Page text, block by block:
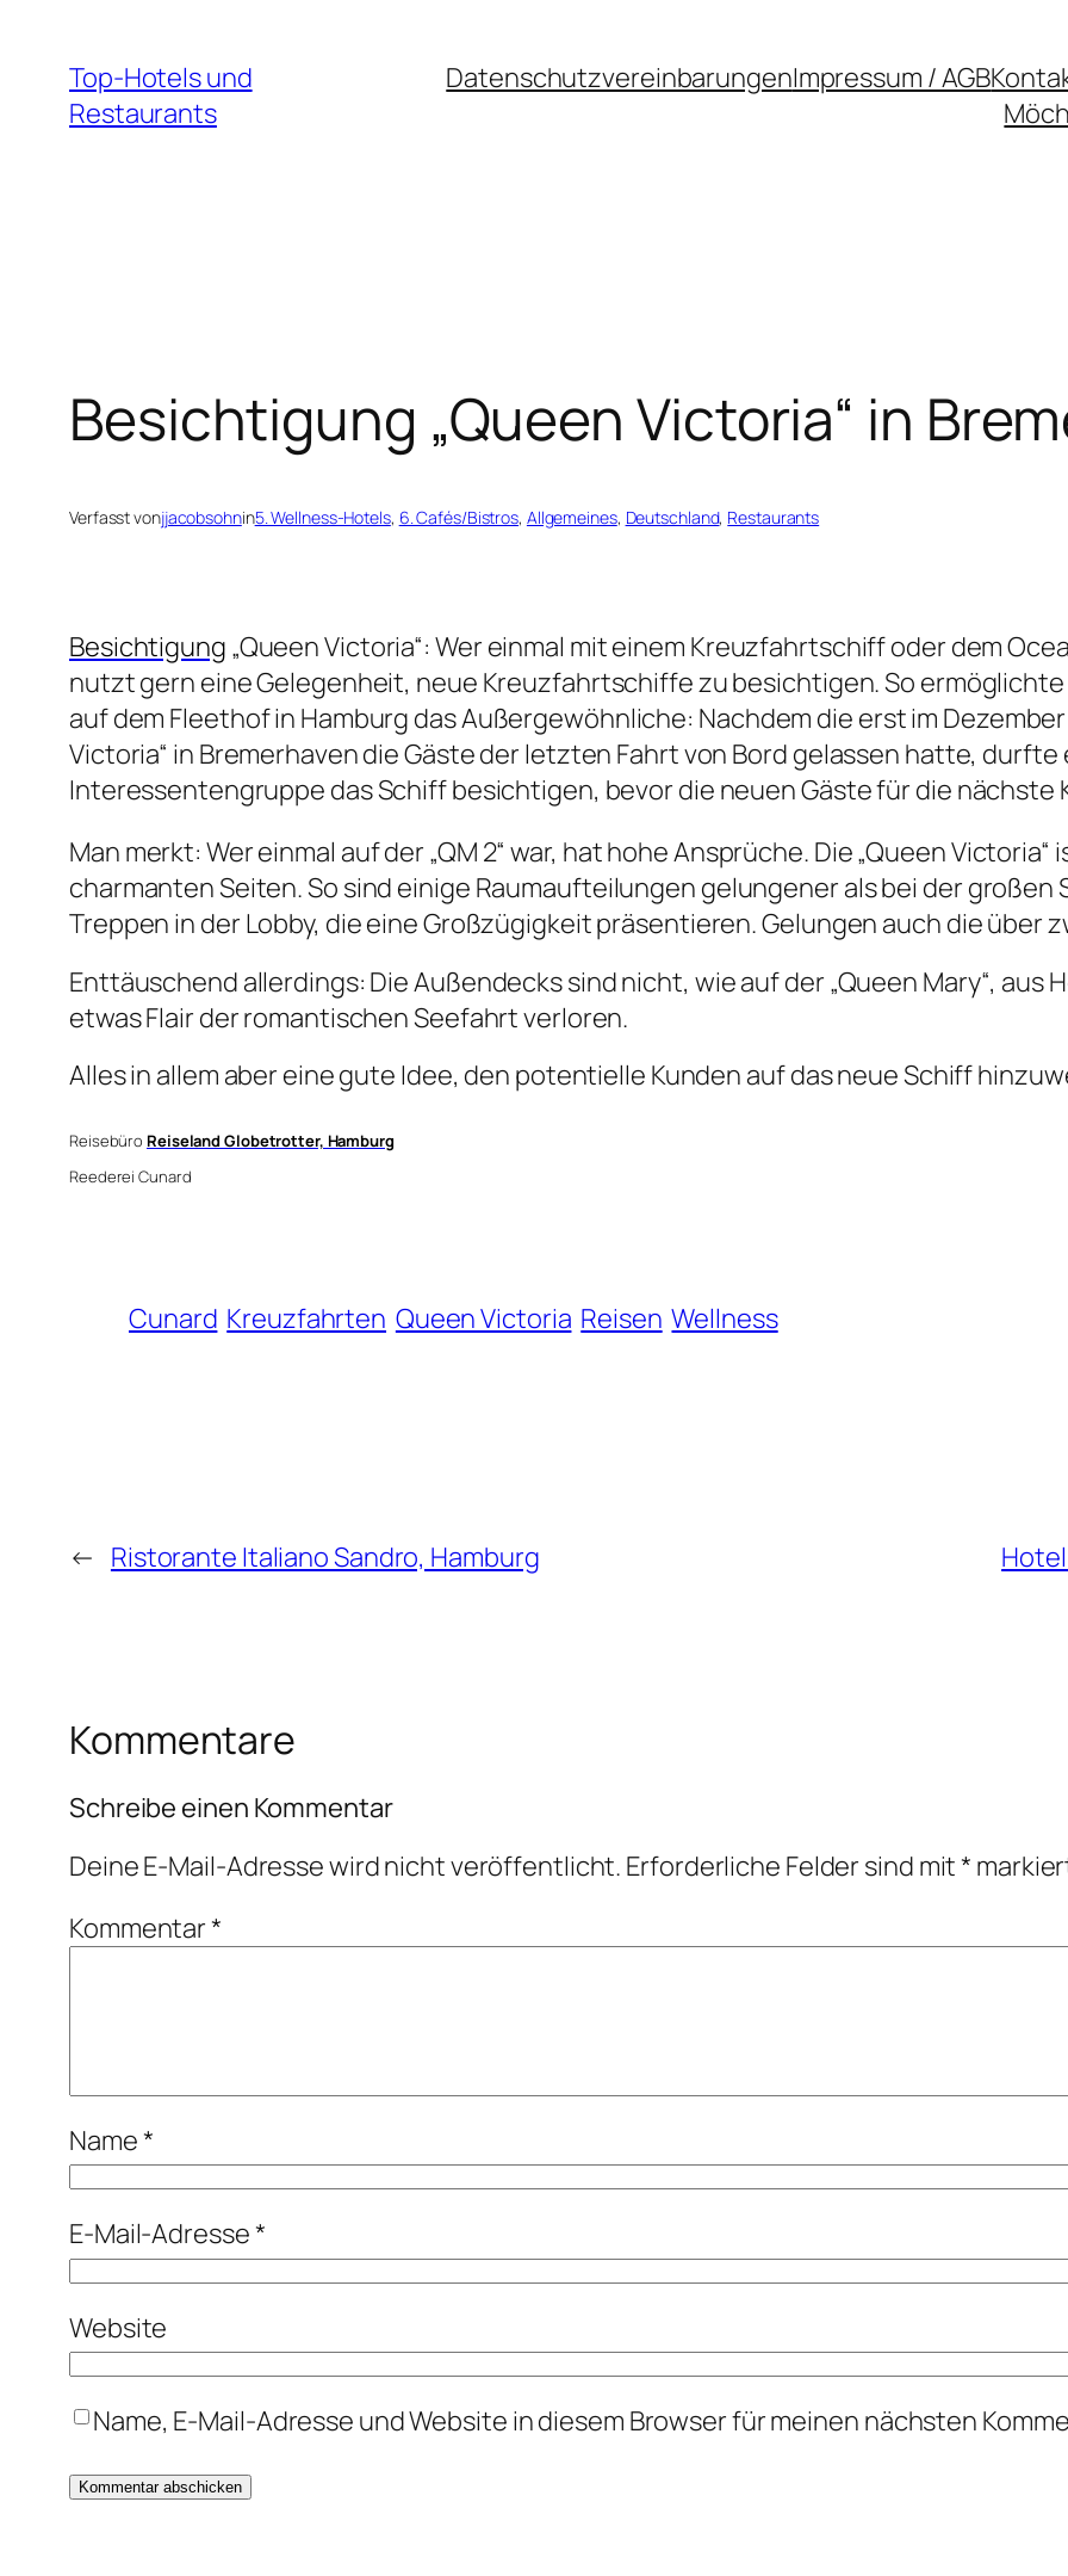
Inhalt
springen
Top-Hotels und
Restaurants
DatenschutzvereinbarungenImpressum / AGB
Besichtigung „Queen Victoria“ in
Verfasst vonjjacobsohnin5. Wellness-Hotels, 6. Cafés/Bistros, Allgemeines, Deutschland, Restaurants
Besichtigung „Queen Victoria“: Wer einmal mit einem Kreuzfahrtschiff oder dem
nutzt gern eine Gelegenheit, neue Kreuzfahrtschiffe zu besichtigen. So
auf dem Fleethof in Hamburg das Außergewöhnliche: Nachdem die erst im
Victoria“ in Bremerhaven die Gäste der letzten Fahrt von Bord gelassen hatte,
Interessentengruppe das Schiff besichtigen, bevor die neuen Gäste für die
Man merkt: Wer einmal auf der „QM 2“ war, hat hohe Ansprüche. Die „Queen
charmanten Seiten. So sind einige Raumaufteilungen gelungener als bei der
Treppen in der Lobby, die eine Großzügigkeit präsentieren. Gelungen auch die über
Enttäuschend allerdings: Die Außendecks sind nicht, wie auf der „Queen Mary“, aus
etwas Flair der romantischen Seefahrt verloren.
Alles in allem aber eine gute Idee, den potentielle Kunden auf das neue Schiff
Reisebüro Reiseland Globetrotter, Hamburg
Reederei Cunard
Cunard Kreuzfahrten Queen Victoria Reisen Wellness
← Ristorante Italiano Sandro, Hamburg
Kommentare
Schreibe einen Kommentar
Deine E-Mail-Adresse wird nicht veröffentlicht. Erforderliche Felder sind mit*
Kommentar*
Name*
E-Mail-Adresse*
Website
Name, E-Mail-Adresse und Website in diesem Browser für meinen nächsten